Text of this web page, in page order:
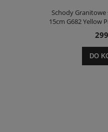
Schody
15cm G682 Yellow
DO